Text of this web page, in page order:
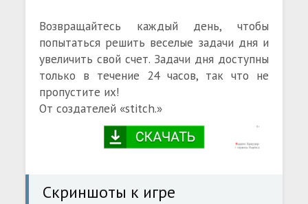
Возвращайтесь каждый день, чтобы
попытаться решить веселые задачи дня и
увеличить свой счет. Задачи дня доступны
только в течение 24 часов, так что не
пропустите их!
От создателей «stitch.»
Скриншоты к игре